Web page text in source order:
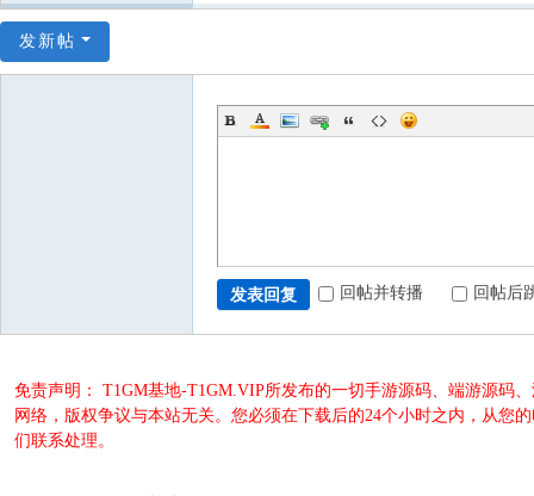
发新帖
发表回复 回帖并转播 回帖后
免责声明： T1GM基地-T1GM.VIP所发布的一切手游源码、端游源码
网络，版权争议与本站无关。您必须在下载后的24个小时之内，从您
们联系处理。